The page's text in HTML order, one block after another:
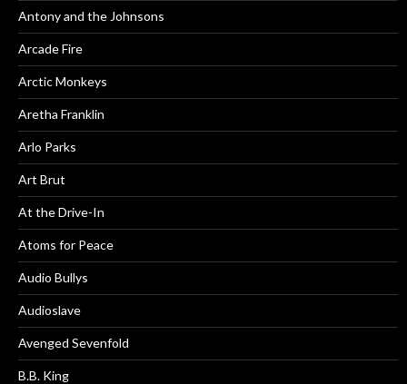
Antony and the Johnsons
Arcade Fire
Arctic Monkeys
Aretha Franklin
Arlo Parks
Art Brut
At the Drive-In
Atoms for Peace
Audio Bullys
Audioslave
Avenged Sevenfold
B.B. King